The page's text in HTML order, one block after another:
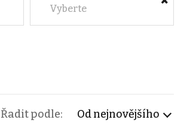
Vyberte
Řadit podle: Od nejnovějšího